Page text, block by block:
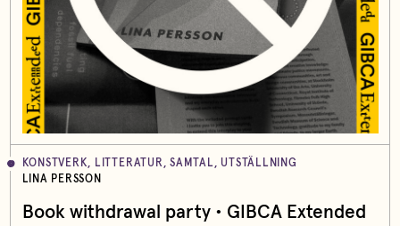
KONSTVERK, LITTERATUR, SAMTAL, UTSTÄLLNING
LINA PERSSON
Book withdrawal party • GIBCA Extended